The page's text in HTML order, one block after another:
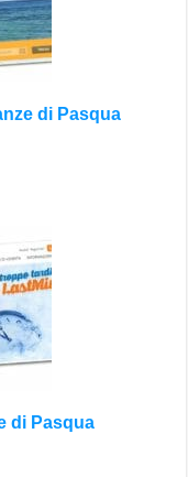
di Pasqua
di Pasqua